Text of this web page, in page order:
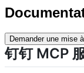
Demander une mise
钉钉 MCP